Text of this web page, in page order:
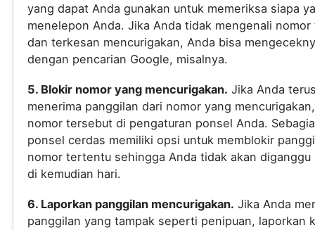
yang dapat Anda gunakan untuk memeriksa siapa
menelepon Anda. Jika Anda tidak mengenali
dan terkesan mencurigakan, Anda bisa
dengan pencarian Google, misalnya.
5. Blokir nomor yang mencurigakan. Jika Anda
menerima panggilan dari nomor yang
nomor tersebut di pengaturan ponsel Anda.
ponsel cerdas memiliki opsi untuk memblokir
nomor tertentu sehingga Anda tidak akan diganggu
di kemudian hari.
6. Laporkan panggilan mencurigakan. Jika Anda
panggilan yang tampak seperti penipuan, laporkan